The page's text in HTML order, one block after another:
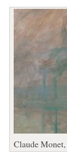
Claude Monet,